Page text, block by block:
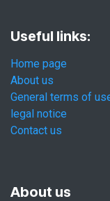
Useful links:
Home page
About us
General terms of
legal notice
Contact us
About us